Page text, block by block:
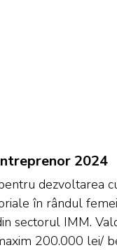
2024
dezvoltarea
în rândul
sectorul IMM.
200.000 lei/